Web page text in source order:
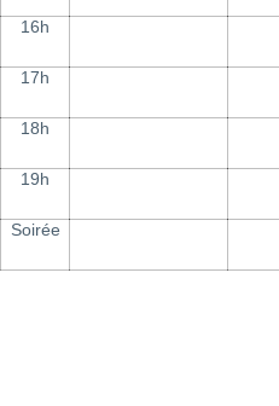
16h
17h
18h
19h
Soirée